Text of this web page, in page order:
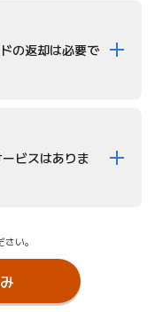
の返却は必要で
ビスはありま
い。